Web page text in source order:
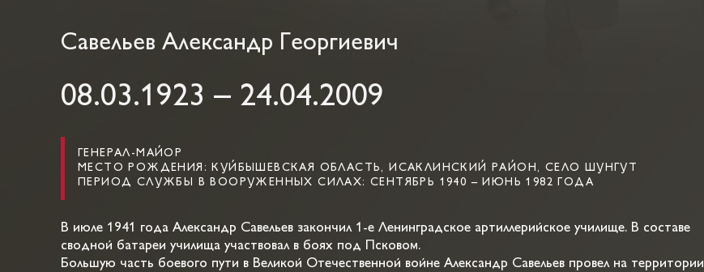
Савельев Александр Георгиевич
08.03.1923 – 24.04.2009
ГЕНЕРАЛ-МАЙОР
МЕСТО РОЖДЕНИЯ: КУЙБЫШЕВСКАЯ ОБЛАСТЬ, ИСАКЛИНСКИЙ РАЙОН, СЕЛО ШУНГУТ
ПЕРИОД СЛУЖБЫ В ВООРУЖЕННЫХ СИЛАХ: СЕНТЯБРЬ 1940 – ИЮНЬ 1982 ГОДА
В июле 1941 года Александр Савельев закончил 1-е Ленинградское артиллерийское училище. В составе
сводной батареи училища участвовал в боях под Псковом.
Большую часть боевого пути в Великой Отечественной войне Александр Савельев провел на территории